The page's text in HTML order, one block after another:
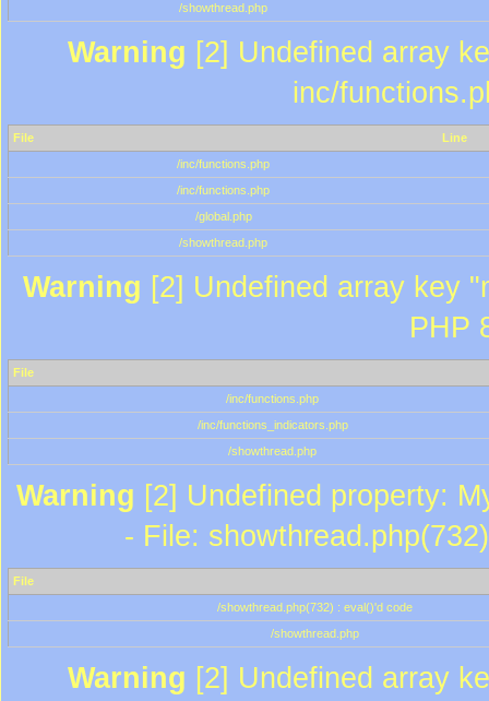
/showthread.php
Warning [2] Undefined array
inc/
File
Line
/inc/functions.php
/inc/functions.php
/global.php
/showthread.php
Warning [2] Undefined array key
PHP
File
/inc/functions.php
/inc/functions_indicators.php
/showthread.php
Warning [2] Undefined property:
- File:
File
/showthread.php(732) : eval()'d code
/showthread.php
Warning [2] Undefined array